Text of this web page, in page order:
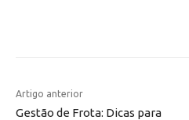
Artigo anterior
Gestão de Frota: Dicas para